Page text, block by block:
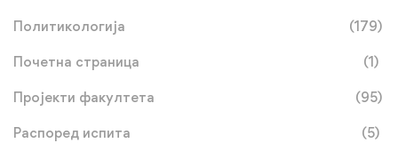
Политикологија (179)
Почетна страница (1)
Пројекти факултета (95)
Распоред испита (5)